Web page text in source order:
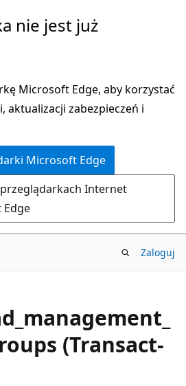
nie jest już
Microsoft Edge, aby korzystać
aktualizacji zabezpieczeń i
Microsoft Edge
Internet
Zaloguj
(Transact-